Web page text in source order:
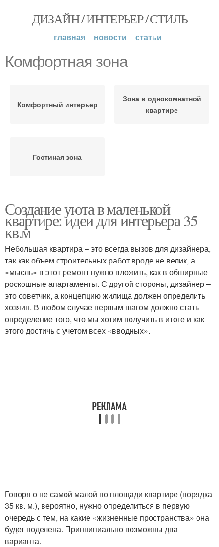
ДИЗАЙН / ИНТЕРЬЕР / СТИЛЬ
главная новости статьи
Комфортная зона
Комфортный интерьер
Зона в однокомнатной
квартире
Гостиная зона
Создание уюта в маленькой
квартире: идеи для интерьера 35
кв.м
Небольшая квартира – это всегда вызов для дизайнера,
так как объем строительных работ вроде не велик, а
«мысль» в этот ремонт нужно вложить, как в обширные
роскошные апартаменты. С другой стороны, дизайнер –
это советчик, а концепцию жилища должен определить
хозяин. В любом случае первым шагом должно стать
определение того, что мы хотим получить в итоге и как
этого достичь с учетом всех «вводных».
Говоря о не самой малой по площади квартире (порядка
35 кв. м.), вероятно, нужно определиться в первую
очередь с тем, на какие «жизненные пространства» она
будет поделена. Принципиально возможны два
варианта.